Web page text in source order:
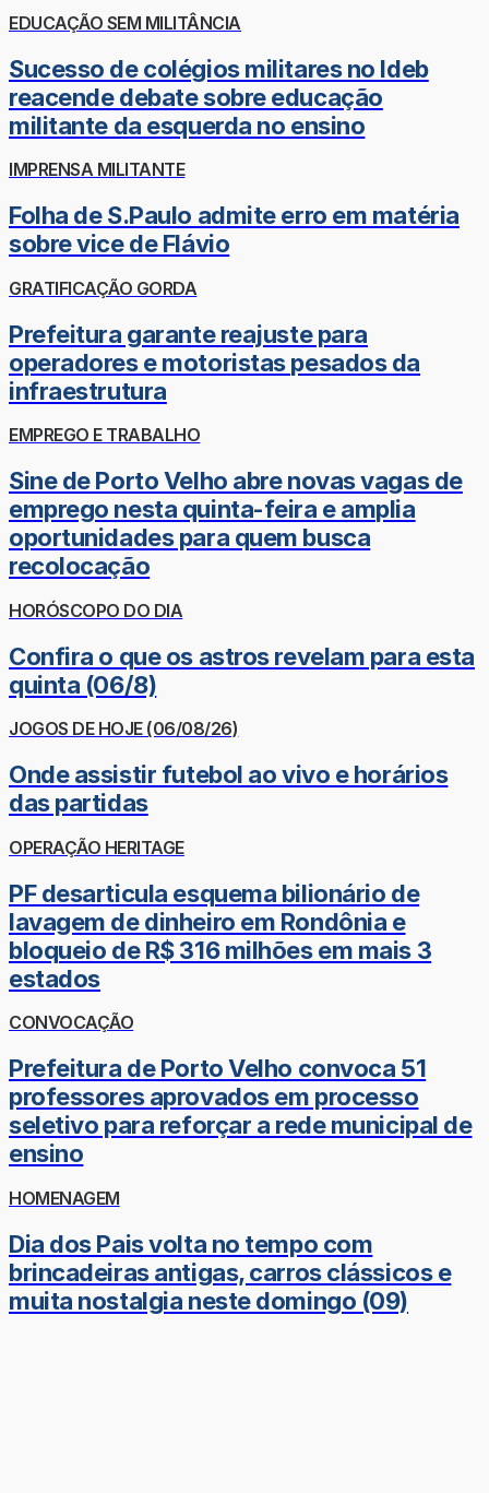
EDUCAÇÃO SEM MILITÂNCIA
Sucesso de colégios militares no Ideb
reacende debate sobre educação
militante da esquerda no ensino
IMPRENSA MILITANTE
Folha de S.Paulo admite erro em matéria
sobre vice de Flávio
GRATIFICAÇÃO GORDA
Prefeitura garante reajuste para
operadores e motoristas pesados da
infraestrutura
EMPREGO E TRABALHO
Sine de Porto Velho abre novas vagas de
emprego nesta quinta-feira e amplia
oportunidades para quem busca
recolocação
HORÓSCOPO DO DIA
Confira o que os astros revelam para esta
quinta (06/8)
JOGOS DE HOJE (06/08/26)
Onde assistir futebol ao vivo e horários
das partidas
OPERAÇÃO HERITAGE
PF desarticula esquema bilionário de
lavagem de dinheiro em Rondônia e
bloqueio de R$ 316 milhões em mais 3
estados
CONVOCAÇÃO
Prefeitura de Porto Velho convoca 51
professores aprovados em processo
seletivo para reforçar a rede municipal de
ensino
HOMENAGEM
Dia dos Pais volta no tempo com
brincadeiras antigas, carros clássicos e
muita nostalgia neste domingo (09)